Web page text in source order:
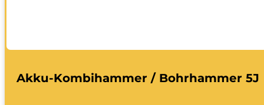
Akku-Kombihammer / Bohrhammer 5J